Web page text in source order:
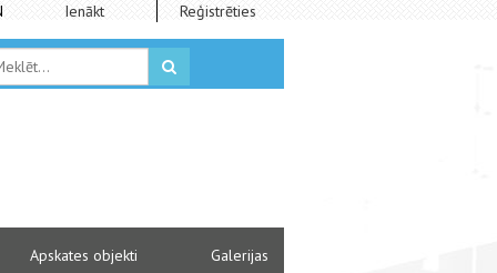
Ienākt Reģistrēties
Apskates objekti Galerijas